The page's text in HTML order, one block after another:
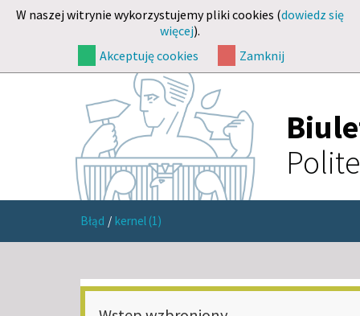
W naszej witrynie wykorzystujemy pliki cookies (dowiedz się
więcej).
Akceptuję cookies
Zamknij
Błąd / kernel (1)